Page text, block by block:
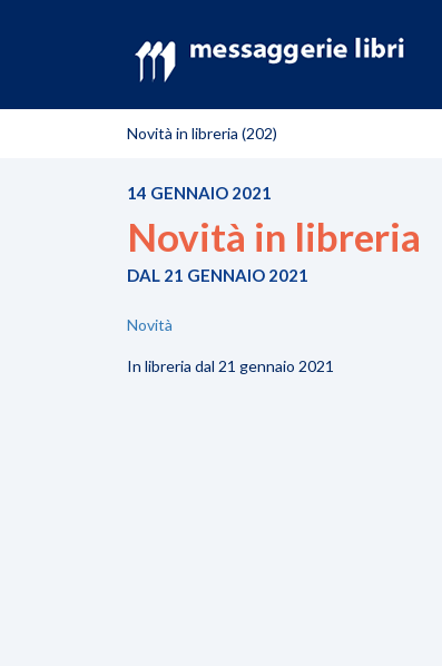
Novità in libreria (202)
14 GENNAIO 2021
Novità in libreria
DAL 21 GENNAIO 2021
Novità
In libreria dal 21 gennaio 2021